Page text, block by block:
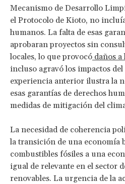
Mecanismo de Desarrollo
el Protocolo de Kioto, no
humanos. La falta de esas
aprobaran proyectos sin
locales, lo que provocó daños
incluso agravó los impactos
experiencia anterior ilustra la
esas garantías de derechos
medidas de mitigación del
La necesidad de coherencia
la transición de una economía
combustibles fósiles a una
igual de relevante en el sector
renovables. La urgencia de la